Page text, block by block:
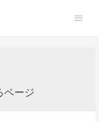
メ
ページ